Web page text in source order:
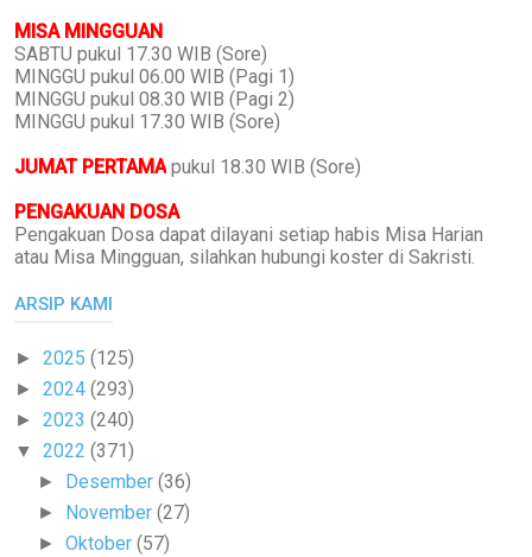
MISA MINGGUAN
SABTU pukul 17.30 WIB (Sore)
MINGGU pukul 06.00 WIB (Pagi 1)
MINGGU pukul 08.30 WIB (Pagi 2)
MINGGU pukul 17.30 WIB (Sore)
JUMAT PERTAMA pukul 18.30 WIB (Sore)
PENGAKUAN DOSA
Pengakuan Dosa dapat dilayani setiap habis Misa Harian
atau Misa Mingguan, silahkan hubungi koster di Sakristi.
ARSIP KAMI
► 2025 (125)
► 2024 (293)
► 2023 (240)
▼ 2022 (371)
► Desember(36)
► November(27)
►Oktober(57)